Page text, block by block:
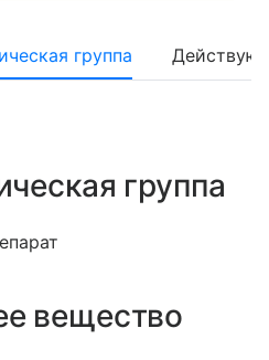
группа
группа
вещество